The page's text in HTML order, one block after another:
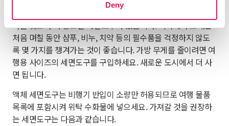
Deny
다른 것보다 더 중요한 세면도구가 있습니다. 외국에서 보내는
처음 며칠 동안 샴푸, 비누, 치약 등의 필수품을 걱정하지 않도
록 몇 가지를 챙겨가는 것이 좋습니다. 가방 무게를 줄이려면 여
행용 사이즈의 세면도구를 구입하세요. 새로운 도시에서 더 사
면 됩니다.
액체 세면도구는 비행기 반입이 소량만 허용되므로 여행 물품
목록에 포함시켜 위탁 수화물에 넣으세요. 가져갈 것을 권장하
는 세면도구는 다음과 같습니다.